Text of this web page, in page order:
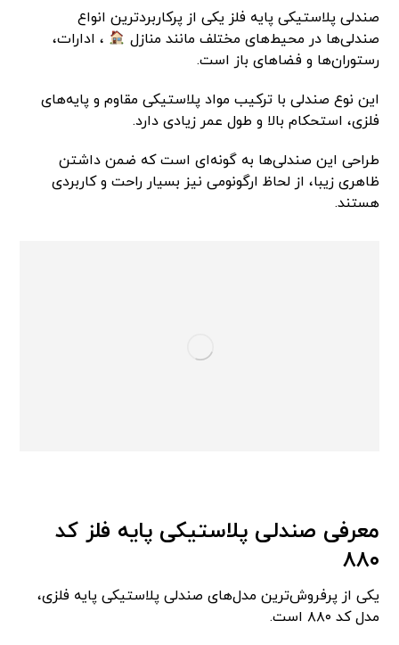
صندلی پلاستیکی پایه فلز یکی از پرکاربردترین انواع
صندلی‌ها در محیط‌های مختلف مانند منازل
، ادارات،
رستوران‌ها و فضاهای باز است.
این نوع صندلی با ترکیب مواد پلاستیکی مقاوم و پایه‌های
فلزی، استحکام بالا و طول عمر زیادی دارد.
طراحی این صندلی‌ها به گونه‌ای است که ضمن داشتن
ظاهری زیبا، از لحاظ ارگونومی نیز بسیار راحت و کاربردی
هستند.
معرفی صندلی پلاستیکی پایه فلز کد
۸۸۰
یکی از پرفروش‌ترین مدل‌های صندلی پلاستیکی پایه فلزی،
مدل کد ۸۸۰ است.